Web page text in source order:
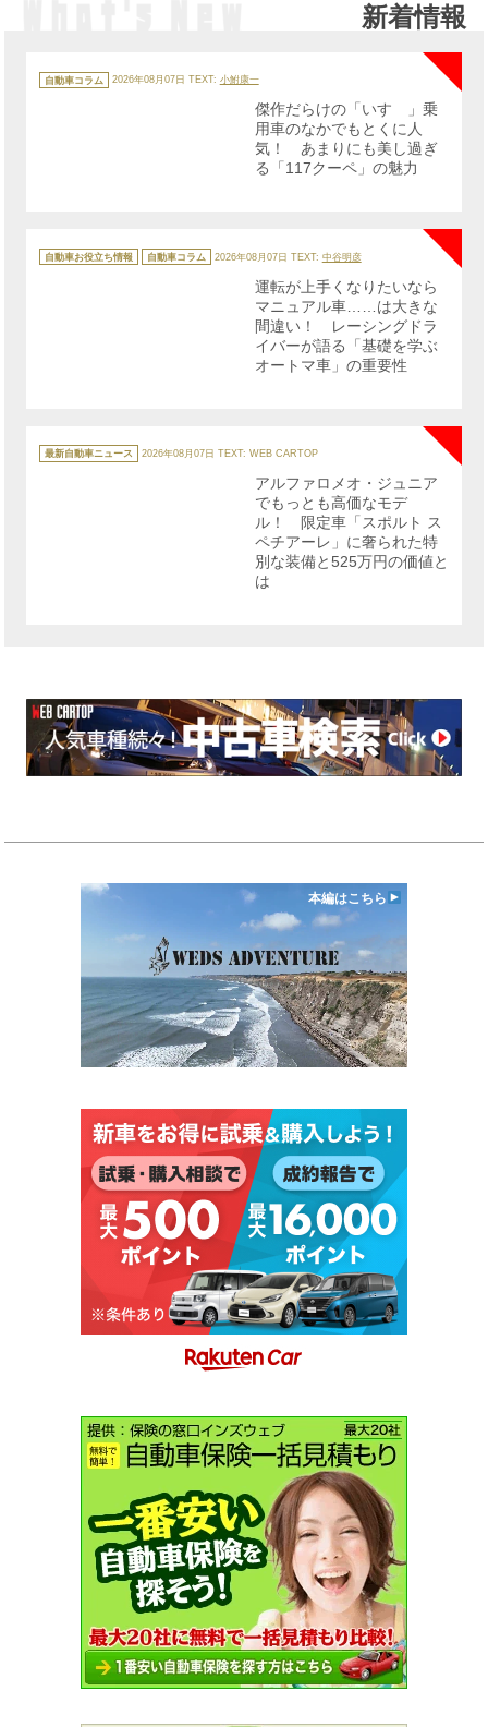
新着情報
テ
ゴ
自動車コラム 2026年08月07日 TEXT: 小鮒康一
NEW
傑作だらけの「いすゞ」乗
用車のなかでもとくに人
気！ あまりにも美し過ぎ
る「117クーペ」の魅力
テ
ゴ
自動車お役立ち情報 自動車コラム 2026年08月07日 TEXT: 中谷明彦
運転が上手くなりたいなら
マニュアル車……は大きな
間違い！ レーシングドラ
イバーが語る「基礎を学ぶ
オートマ車」の重要性
テ
ゴ
最新自動車ニュース 2026年08月07日 TEXT: WEB CARTOP
アルファロメオ・ジュニア
でもっとも高価なモデ
ル！ 限定車「スポルト ス
ペチアーレ」に奢られた特
別な装備と525万円の価値と
は
本編はこちら